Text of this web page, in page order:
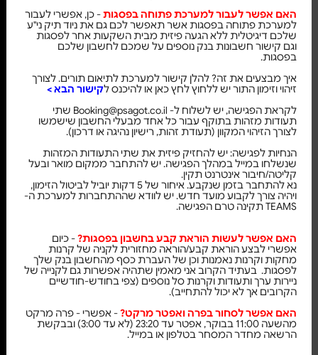
האם אפשר לעבור למערכת פתוחה בפסגות- כן, אפשרי לעבור
למערכת פתוחה בפסגות אשר תאפשר לכם גם את ניוד תיק ני"ע
שלכם דיגיטלית ללא הגעה פיזית מבית השקעות אחר לפסגות
וגם קישור חשבונות בנק נוספים על שמכם לחשבון שלכם
בפסגות.
איך מבצעים את זה? להלן קישור למערכת לתיאום תורים. לצורך
זיהוי וזימון התור יש ללחוץ לחץ כאן או להיכנס לקישור הבא>
לקראת הפגישה, יש לשלוח ל- Booking@psagot.co.il שתי
תעודות מזהות בתוקף עבור כל אחד מבעלי החשבון שישמשו
לצורך הזיהוי המקוון (תעודת זהות, רישיון נהיגה או דרכון).
הנחיות לפגישה: יש להחזיק פיזית את שתי התעודות המזהות
שנשלחו במייל במהלך הפגישה. יש להתחבר ממקום מואר ובעל
קליטה/חיבור אינטרנט תקין.
נא להתחבר בזמן שנקבע. איחור של 5 דקות יוביל לביטול הזימון,
ויהיה צורך לקבוע מועד חדש. יש לוודא שההתחברות למערכת ה-
TEAMS תקינה טרם הפגישה.
האם אפשר לעשות הוראת קבע בחשבון בפסגות?- כיום
אפשרי לבצע הוראת קבע/הוראה מחזורית לקניה של קרנות
מחקות וקרנות נאמנות וכן של העברת כסף מהחשבון בנק שלך
לפסגות. בעתיד הקרוב אני מאמין שתהיה אפשרות גם לקנייה של
ניירות ערך ותעודות וקרנות סל נוספים (צפי בחודש-חודשיים
הקרובים אך לא יכול להתחייב).
האם אפשר לסחור בפרה ואפטר מרקט?- אפשרי - פרה מרקט
מהשעה 11:00 בבוקר, אפטר עד 23:20 (לא עד 3:00) ובבקשת
הרשאה מחדר המסחר בטלפון או במייל.